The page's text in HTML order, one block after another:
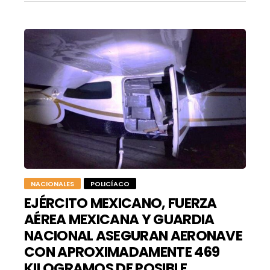
NACIONALES POLICÍACO
EJÉRCITO MEXICANO, FUERZA
AÉREA MEXICANA Y GUARDIA
NACIONAL ASEGURAN AERONAVE
CON APROXIMADAMENTE 469